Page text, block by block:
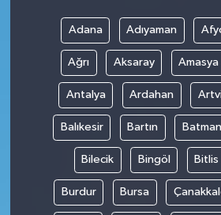
Adana Adıyaman
Ağrı Aksaray Amasya
Antalya Ardahan
Balıkesir Bartın Batman
Bilecik Bingöl Bitlis
Burdur Bursa
Spor
Teknoloji